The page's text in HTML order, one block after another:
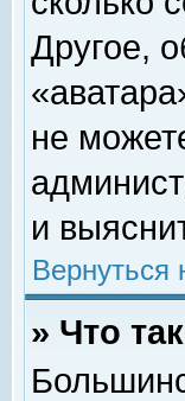
Другое,
не
и
Вернуться
» Что